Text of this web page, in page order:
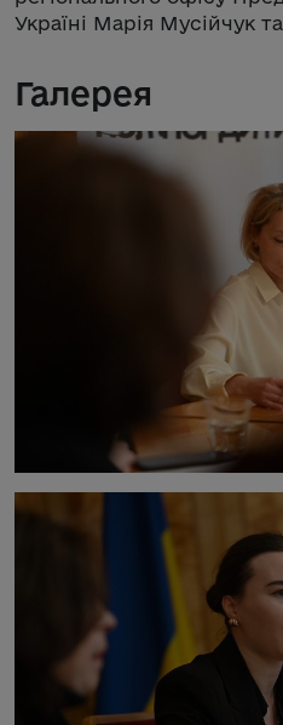
Україні Марія Мусійчук
Галерея